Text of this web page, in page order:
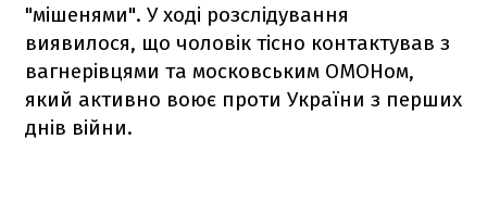
"мішенями". У ході розслідування
виявилося, що чоловік тісно контактував з
вагнерівцями та московським ОМОНом,
який активно воює проти України з перших
днів війни.